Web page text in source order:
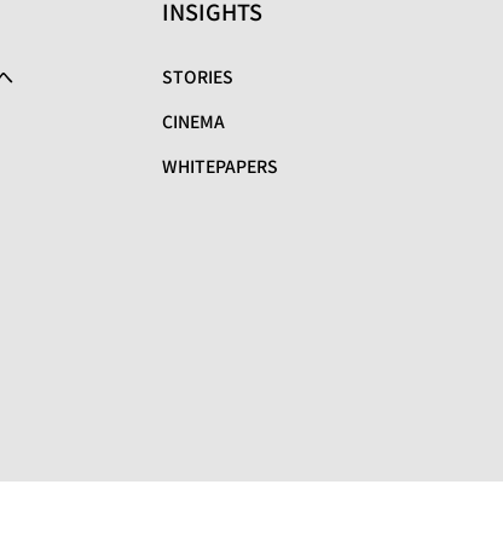
INSIGHTS
STORIES
CINEMA
WHITEPAPERS